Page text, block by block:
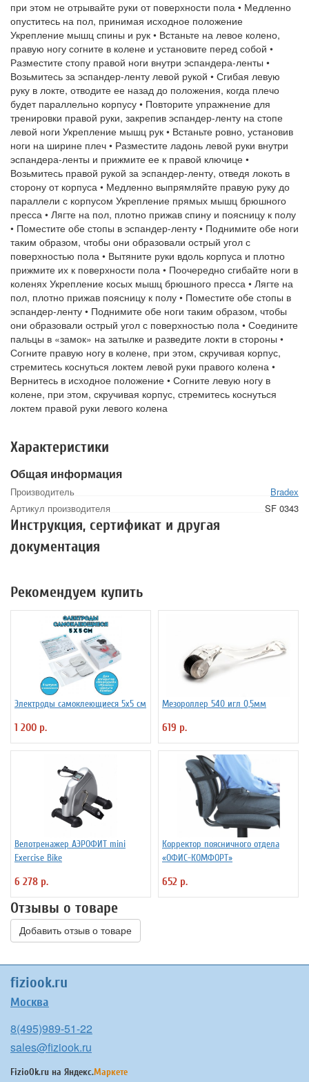
при этом не отрывайте руки от поверхности пола • Медленно
опуститесь на пол, принимая исходное положение
Укрепление мышц спины и рук • Встаньте на левое колено,
правую ногу согните в колене и установите перед собой •
Разместите стопу правой ноги внутри эспандера-ленты •
Возьмитесь за эспандер-ленту левой рукой • Сгибая левую
руку в локте, отводите ее назад до положения, когда плечо
будет параллельно корпусу • Повторите упражнение для
тренировки правой руки, закрепив эспандер-ленту на стопе
левой ноги Укрепление мышц рук • Встаньте ровно, установив
ноги на ширине плеч • Разместите ладонь левой руки внутри
эспандера-ленты и прижмите ее к правой ключице •
Возьмитесь правой рукой за эспандер-ленту, отведя локоть в
сторону от корпуса • Медленно выпрямляйте правую руку до
параллели с корпусом Укрепление прямых мышц брюшного
пресса • Лягте на пол, плотно прижав спину и поясницу к полу
• Поместите обе стопы в эспандер-ленту • Поднимите обе ноги
таким образом, чтобы они образовали острый угол с
поверхностью пола • Вытяните руки вдоль корпуса и плотно
прижмите их к поверхности пола • Поочередно сгибайте ноги в
коленях Укрепление косых мышц брюшного пресса • Лягте на
пол, плотно прижав поясницу к полу • Поместите обе стопы в
эспандер-ленту • Поднимите обе ноги таким образом, чтобы
они образовали острый угол с поверхностью пола • Соедините
пальцы в «замок» на затылке и разведите локти в стороны •
Согните правую ногу в колене, при этом, скручивая корпус,
стремитесь коснуться локтем левой руки правого колена •
Вернитесь в исходное положение • Согните левую ногу в
колене, при этом, скручивая корпус, стремитесь коснуться
локтем правой руки левого колена
Характеристики
Общая информация
Производитель
Bradex
Артикул производителя
SF 0343
Инструкция, сертификат и другая
документация
Рекомендуем купить
Электроды самоклеющиеся 5х5 см
1 200 р.
Мезороллер 540 игл 0,5мм
619 р.
Велотренажер АЭРОФИТ mini
Exercise Bike
6 278 р.
Корректор поясничного отдела
«ОФИС-КОМФОРТ»
652 р.
Отзывы о товаре
Добавить отзыв о товаре
fiziook.ru
Москва
8(495)989-51-22
sales@fiziook.ru
FizioOk.ru на Яндекс.Маркете